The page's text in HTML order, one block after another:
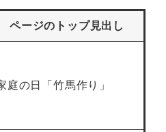
ページのトップ見出し
庭の日「竹馬作り」